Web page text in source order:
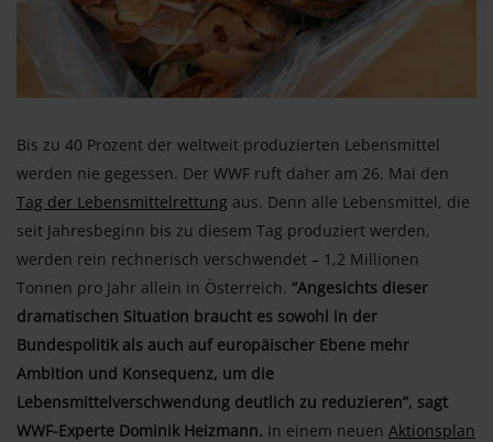
Bis zu 40 Prozent der weltweit produzierten Lebensmittel
werden nie gegessen. Der WWF ruft daher am 26. Mai den
Tag der Lebensmittelrettung aus. Denn alle Lebensmittel, die
seit Jahresbeginn bis zu diesem Tag produziert werden,
werden rein rechnerisch verschwendet – 1,2 Millionen
Tonnen pro Jahr allein in Österreich. “Angesichts dieser
dramatischen Situation braucht es sowohl in der
Bundespolitik als auch auf europäischer Ebene mehr
Ambition und Konsequenz, um die
Lebensmittelverschwendung deutlich zu reduzieren”, sagt
WWF-Experte Dominik Heizmann. In einem neuen Aktionsplan